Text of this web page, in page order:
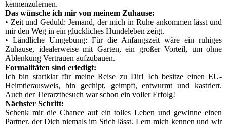
kennenzulernen.
Das wünsche ich mir von meinem Zuhause:
• Zeit und Geduld: Jemand, der mich in Ruhe ankommen lässt und
mir den Weg in ein glückliches Hundeleben zeigt.
• Ländliche Umgebung: Für die Anfangszeit wäre ein ruhiges
Zuhause, idealerweise mit Garten, ein großer Vorteil, um ohne
Ablenkung Vertrauen aufzubauen.
Formalitäten sind erledigt:
Ich bin startklar für meine Reise zu Dir! Ich besitze einen EU-
Heimtierausweis, bin gechipt, geimpft, entwurmt und kastriert.
Auch der Tierarztbesuch war schon ein voller Erfolg!
Nächster Schritt:
Schenk mir die Chance auf ein tolles Leben und gewinne einen
Partner, der Dich niemals im Stich lässt. Lern mich kennen und wir